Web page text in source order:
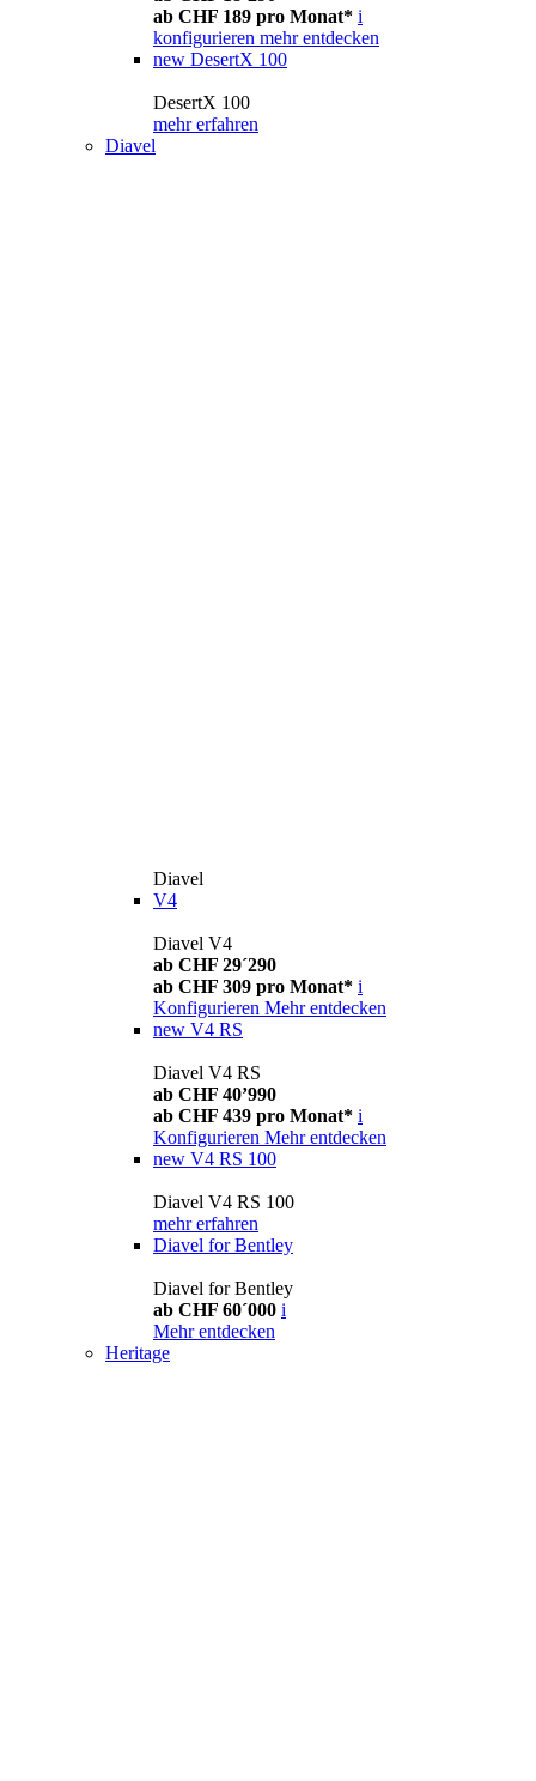
ab CHF 189 pro Monat* i
konfigurieren mehr entdecken
new DesertX 100
DesertX 100
mehr erfahren
Diavel
Diavel
V4
Diavel V4
ab CHF 29´290
ab CHF 309 pro Monat* i
Konfigurieren Mehr entdecken
new V4 RS
Diavel V4 RS
ab CHF 40’990
ab CHF 439 pro Monat* i
Konfigurieren Mehr entdecken
new V4 RS 100
Diavel V4 RS 100
mehr erfahren
Diavel for Bentley
Diavel for Bentley
ab CHF 60´000 i
Mehr entdecken
Heritage